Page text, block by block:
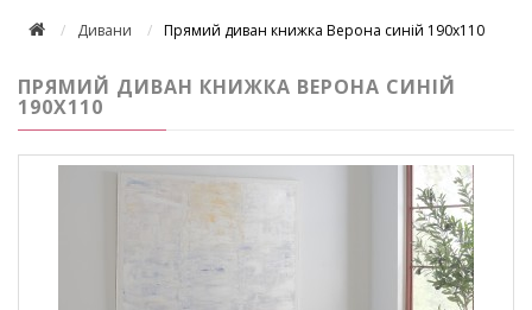
Дивани Прямий диван книжка Верона синій 190х110
ПРЯМИЙ ДИВАН КНИЖКА ВЕРОНА СИНІЙ
190Х110